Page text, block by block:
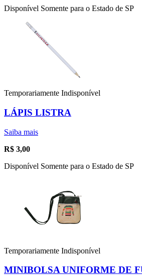
Disponível Somente para o Estado de SP
Temporariamente Indisponível
LÁPIS LISTRA
Saiba mais
R$ 3,00
Disponível Somente para o Estado de SP
Temporariamente Indisponível
MINIBOLSA UNIFORME DE